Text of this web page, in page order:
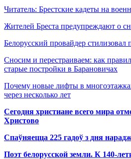
Читатель: Брестские кадеты на
Жителей Бреста предупреждают о
Белорусский провайдер
Сносим и перестраиваем: как
старые постройки в Барановичах
Почему новые лифты в
через несколько лет
Сегодня христиане всего мира
Христово
Спаўняецца 225 гадоў з дня
Поэт белорусской земли. К 140-